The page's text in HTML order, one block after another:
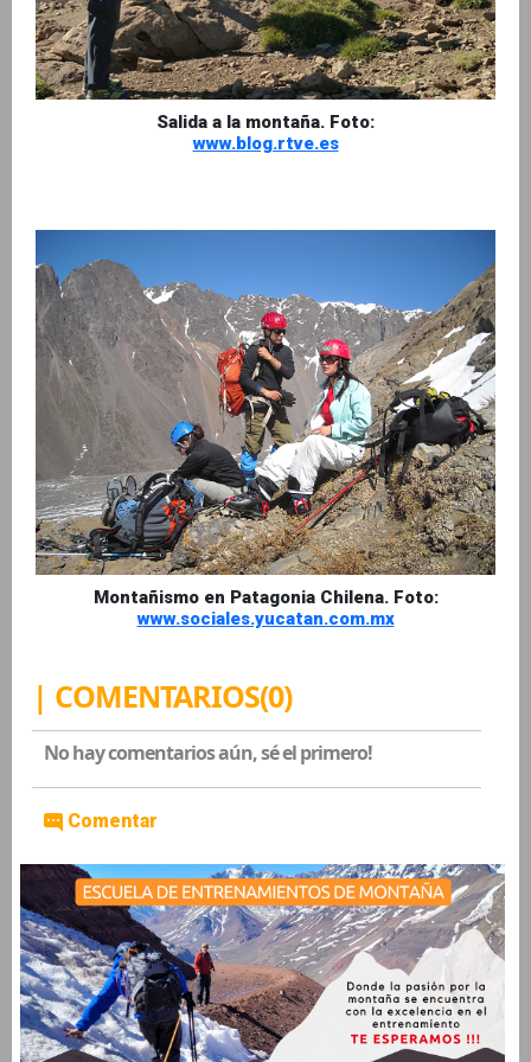
Salida a la montaña. Foto:
www.blog.rtve.es
Montañismo en Patagonia Chilena. Foto:
www.sociales.yucatan.com.mx
| COMENTARIOS(0)
No hay comentarios aún, sé el primero!
Comentar